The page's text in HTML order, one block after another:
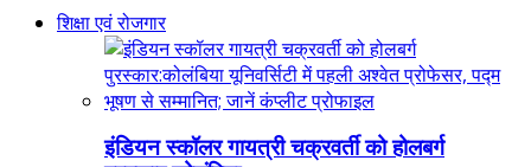
शिक्षा एवं रोजगार
इंडियन स्कॉलर गायत्री चक्रवर्ती को होलबर्ग